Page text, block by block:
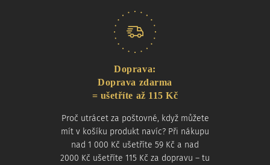
Doprava:
Doprava zdarma
= ušetříte až 115 Kč
Proč utrácet za poštovné, když můžete
mít v košíku produkt navíc? Při nákupu
nad 1 000 Kč ušetříte 59 Kč a nad
2000 Kč ušetříte 115 Kč za dopravu – tu